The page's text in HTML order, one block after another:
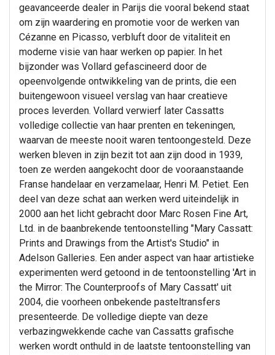
geavanceerde dealer in Parijs die vooral bekend staat
om zijn waardering en promotie voor de werken van
Cézanne en Picasso, verbluft door de vitaliteit en
moderne visie van haar werken op papier. In het
bijzonder was Vollard gefascineerd door de
opeenvolgende ontwikkeling van de prints, die een
buitengewoon visueel verslag van haar creatieve
proces leverden. Vollard verwierf later Cassatts
volledige collectie van haar prenten en tekeningen,
waarvan de meeste nooit waren tentoongesteld. Deze
werken bleven in zijn bezit tot aan zijn dood in 1939,
toen ze werden aangekocht door de vooraanstaande
Franse handelaar en verzamelaar, Henri M. Petiet. Een
deel van deze schat aan werken werd uiteindelijk in
2000 aan het licht gebracht door Marc Rosen Fine Art,
Ltd. in de baanbrekende tentoonstelling "Mary Cassatt:
Prints and Drawings from the Artist's Studio" in
Adelson Galleries. Een ander aspect van haar artistieke
experimenten werd getoond in de tentoonstelling 'Art in
the Mirror: The Counterproofs of Mary Cassatt' uit
2004, die voorheen onbekende pasteltransfers
presenteerde. De volledige diepte van deze
verbazingwekkende cache van Cassatts grafische
werken wordt onthuld in de laatste tentoonstelling van